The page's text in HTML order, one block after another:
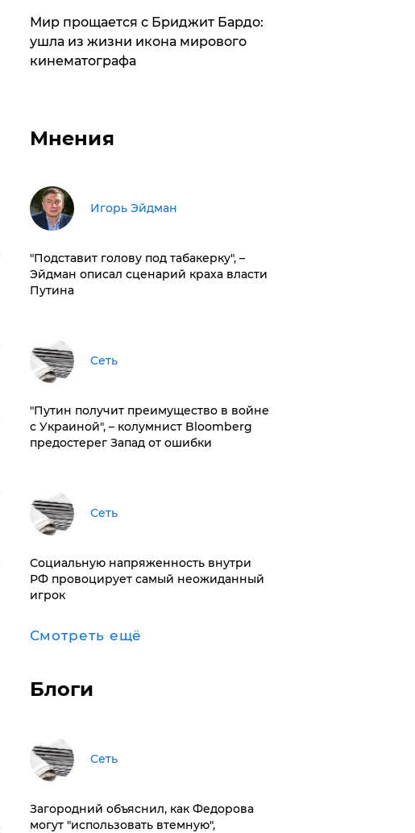
Мир прощается с Бриджит Бардо:
ушла из жизни икона мирового
кинематографа
Мнения
Игорь Эйдман
​"Подставит голову под табакерку", –
Эйдман описал сценарий краха власти
Путина
Сеть
"Путин получит преимущество в войне
с Украиной", – колумнист Bloomberg
предостерег Запад от ошибки
Сеть
Социальную напряженность внутри
РФ провоцирует самый неожиданный
игрок
Смотреть ещё
Блоги
Сеть
Загородний объяснил, как Федорова
могут "использовать втемную",